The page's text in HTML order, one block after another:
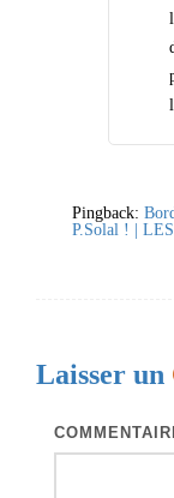
Pingback:
P.Solal ! |
Laisser un